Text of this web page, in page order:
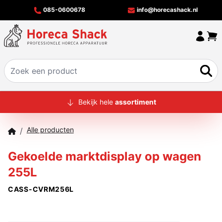
085-0600678 info@horecashack.nl
HOME
MERKEN
Bekijk hele assortiment
/ Alle producten
Gekoelde marktdisplay op wagen
255L
CASS-CVRM256L